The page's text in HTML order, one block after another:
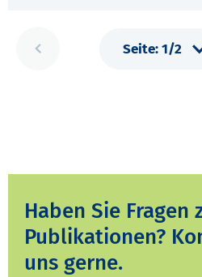
Haben Sie Fragen
Publikationen?
uns gerne.